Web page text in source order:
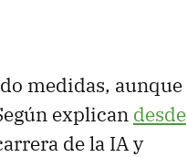
medidas, aunque
explican desde
de la IA y